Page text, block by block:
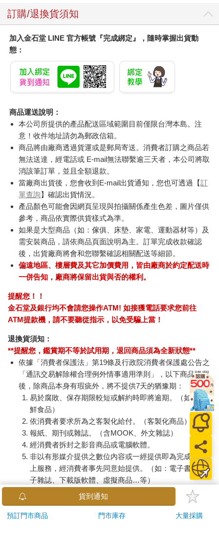
訂購/退換貨須知
加入金石堂 LINE 官方帳號『完成綁定』，隨時掌握出貨動
態：
商品運送說明：
本公司所提供的產品配送區域範圍目前僅限台灣本島。注
意！收件地址請勿為郵政信箱。
商品將由廠商透過貨運或是郵局寄送。消費者訂購之商品若
無法送達，經電話或 E-mail無法聯繫逾三天者，本公司將取
消該筆訂單，並且全額退款。
當廠商出貨後，您會收到E-mail出貨通知，您也可透過【訂
單查詢】確認出貨情況。
產品顏色可能會因網頁呈現與拍攝關係產生色差，圖片僅供
參考，商品依實際供貨樣式為準。
如果是大型商品（如：傢俱、床墊、家電、運動器材等）及
需安裝商品，請依商品頁面說明為主。訂單完成收款確認
後，出貨廠商將會和您聯繫確認相關配送等細節。
偏遠地區、樓層費及其它加價費用，皆由廠商於約定配送時
一併告知，廠商將保留出貨與否的權利。
提醒您！！
金石堂及銀行均不會請您操作ATM! 如接獲電話要求您前往
ATM提款機，請不要聽從指示，以免受騙上當！
退換貨須知：
**提醒您，鑑賞期不等於試用期，退回商品須為全新狀態**
依據「消費者保護法」第19條及行政院消費者保護處公告之
「通訊交易解除權合理例外情事適用準則」，以下商品購買
後，除商品本身有瑕疵外，將不提供7天的猶豫期：
易於腐敗、保存期限較短或解約時即將逾期。（如：生
鮮食品）
依消費者要求所為之客製化給付。（客製化商品）
報紙、期刊或雜誌。（含MOOK、外文雜誌）
經消費者拆封之影音商品或電腦軟體。
非以有形媒介提供之數位內容或一經提供即為完成之線
上服務，經消費者事先同意始提供。（如：電子書、電
子雜誌、下載版軟體、虛擬商品…等）
已拆封之個人衛生用品。（如：內衣褲、刮鬍刀、除毛
若非上列種類商品，均享有到貨7天的猶豫期（含例假
貨到通知
預訂門市商品 門市庫存 大量採購